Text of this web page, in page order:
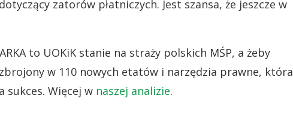
zatorów płatniczych. Jest szansa, że jeszcze w
to UOKiK stanie na straży polskich MŚP, a żeby
w 110 nowych etatów i narzędzia prawne, która
sukces. Więcej w naszej analizie.